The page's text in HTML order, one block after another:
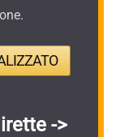
->